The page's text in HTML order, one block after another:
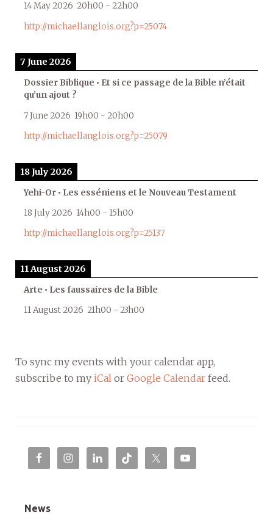
14 May 2026 20h00 - 22h00
http://michaellanglois.org?p=25074
7 June 2026
Dossier Biblique • Et si ce passage de la Bible n’était
qu’un ajout ?
7 June 2026 19h00 - 20h00
http://michaellanglois.org?p=25079
18 July 2026
Yehi-Or • Les esséniens et le Nouveau Testament
18 July 2026 14h00 - 15h00
http://michaellanglois.org?p=25137
11 August 2026
Arte • Les faussaires de la Bible
11 August 2026 21h00 - 23h00
To sync my events with your calendar app,
subscribe to my iCal or Google Calendar feed.
News